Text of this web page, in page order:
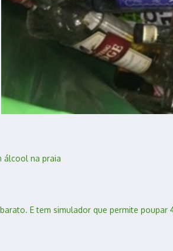
álcool na praia
E tem simulador que permite poupar